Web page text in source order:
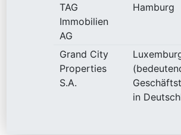
TAG
Immobilien
AG
Hamburg
Grand City
Properties
S.A.
in